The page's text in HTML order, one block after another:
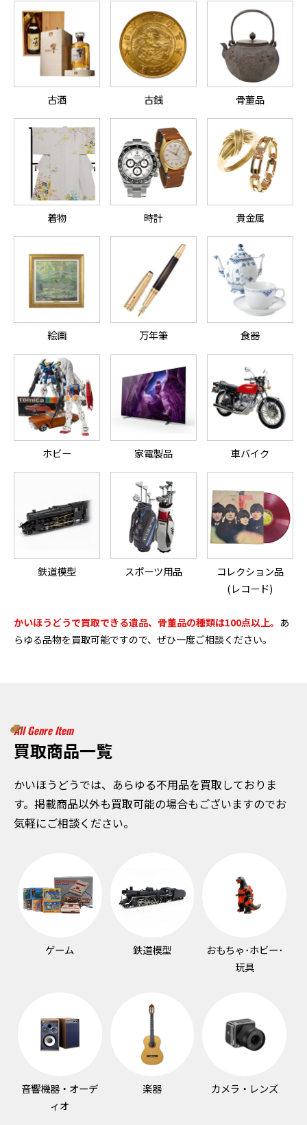
古酒 古銭 骨董品
着物 時計 貴金属
絵画 万年筆 食器
ホビー 家電製品 車バイク
鉄道模型 スポーツ用品
コレクション品
(レコード)
かいほうどうで買取できる遺品、骨董品の種類は100点以上。 あ
らゆる品物を買取可能ですので、ぜひ一度ご相談ください。
All Genre Item
買取商品一覧
かいほうどうでは、あらゆる不用品を買取しておりま
す。掲載商品以外も買取可能の場合もございますのでお
気軽にご相談ください。
ゲーム 鉄道模型
おもちゃ･ホビー･
玩具
音響機器・オーデ
ィオ
楽器 カメラ・レンズ